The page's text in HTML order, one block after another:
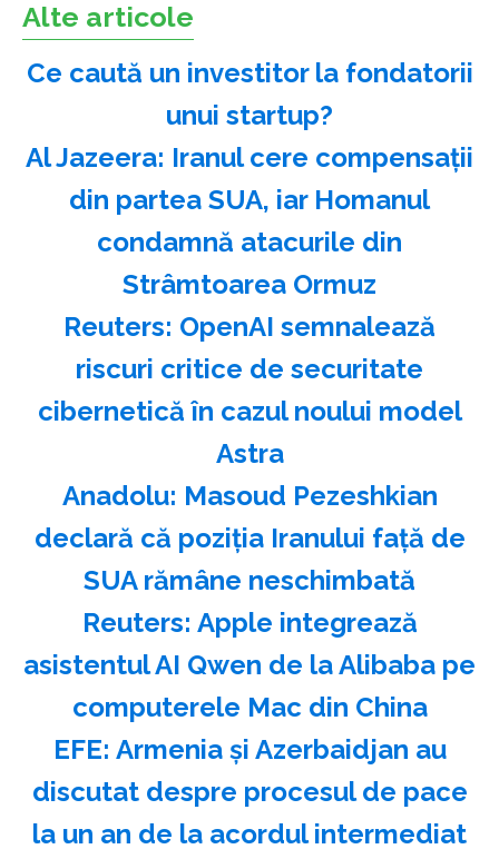
Alte articole
Ce caută un investitor la fondatorii
unui startup?
Al Jazeera: Iranul cere compensaţii
din partea SUA, iar Homanul
condamnă atacurile din
Strâmtoarea Ormuz
Reuters: OpenAI semnalează
riscuri critice de securitate
cibernetică în cazul noului model
Astra
Anadolu: Masoud Pezeshkian
declară că poziţia Iranului faţă de
SUA rămâne neschimbată
Reuters: Apple integrează
asistentul AI Qwen de la Alibaba pe
computerele Mac din China
EFE: Armenia şi Azerbaidjan au
discutat despre procesul de pace
la un an de la acordul intermediat